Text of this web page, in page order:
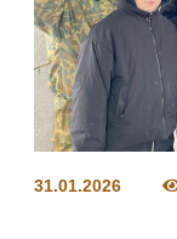
31.01.2026